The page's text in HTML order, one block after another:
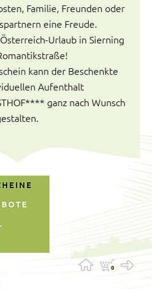
Familie, Freunden oder
eine Freude.
Urlaub in Sierning
kann der Beschenkte
Aufenthalt
ganz nach Wunsch